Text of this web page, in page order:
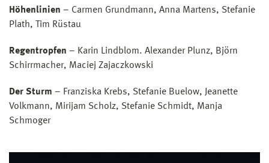
Höhenlinien – Carmen Grundmann, Anna Martens, Stefanie
Plath, Tim Rüstau
Regentropfen – Karin Lindblom. Alexander Plunz, Björn
Schirrmacher, Maciej Zajaczkowski
Der Sturm – Franziska Krebs, Stefanie Buelow, Jeanette
Volkmann, Mirijam Scholz, Stefanie Schmidt, Manja
Schmoger